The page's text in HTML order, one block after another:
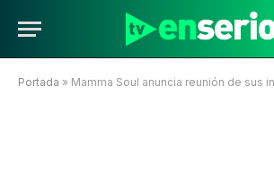
Portada » Mamma Soul anuncia reunión de sus integrantes